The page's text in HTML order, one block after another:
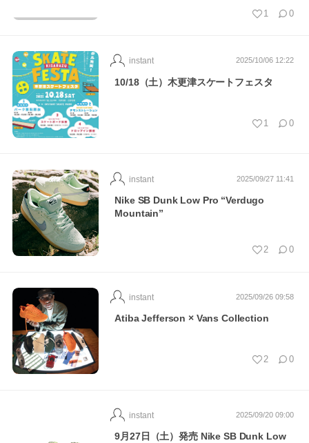
1 0
2025/10/06 12:22
instant
10/18（土）木更津スケートフェスタ
1 0
2025/09/27 11:41
instant
Nike SB Dunk Low Pro “Verdugo
Mountain”
2 0
2025/09/26 09:58
instant
Atiba Jefferson × Vans Collection
2 0
2025/09/20 09:00
instant
9月27日（土）発売 Nike SB Dunk Low